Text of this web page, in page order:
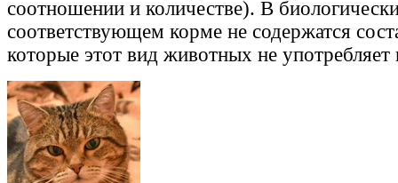
соотношении и количестве). В
соответствующем корме не содержатся
которые этот вид животных не